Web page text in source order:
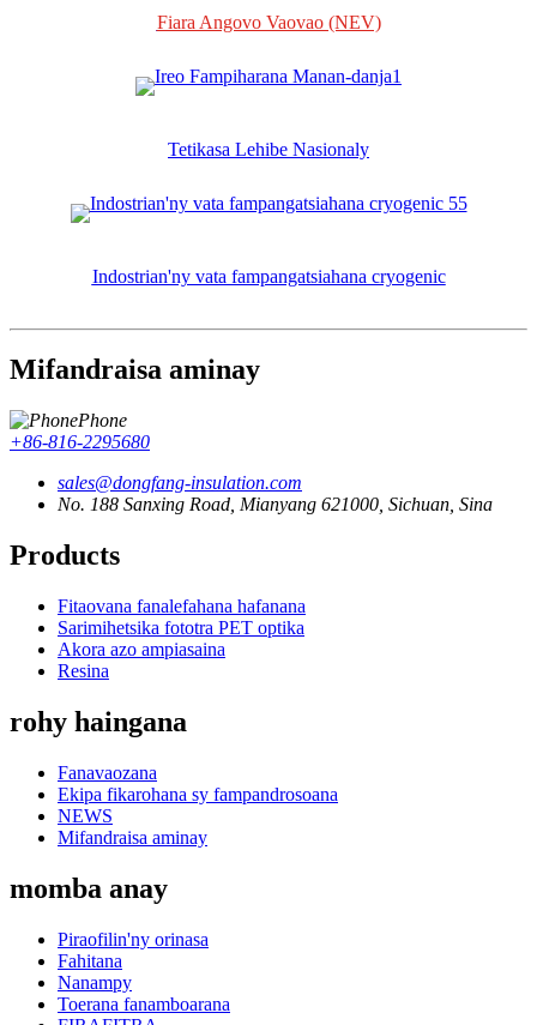
Fiara Angovo Vaovao (NEV)
Tetikasa Lehibe Nasionaly
Indostrian'ny vata fampangatsiahana cryogenic
Mifandraisa aminay
Phone
+86-816-2295680
sales@dongfang-insulation.com
No. 188 Sanxing Road, Mianyang 621000, Sichuan, Sina
Products
Fitaovana fanalefahana hafanana
Sarimihetsika fototra PET optika
Akora azo ampiasaina
Resina
rohy haingana
Fanavaozana
Ekipa fikarohana sy fampandrosoana
NEWS
Mifandraisa aminay
momba anay
Piraofilin'ny orinasa
Fahitana
Nanampy
Toerana fanamboarana